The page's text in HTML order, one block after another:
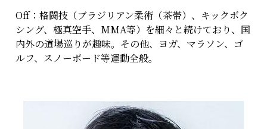
Off：格闘技（ブラジリアン柔術（茶帯）、キックボク
シング、極真空手、MMA等）を細々と続けており、国
内外の道場巡りが趣味。その他、ヨガ、マラソン、ゴ
ルフ、スノーボード等運動全般。